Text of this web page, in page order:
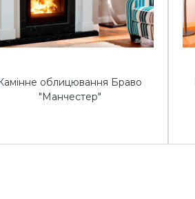
облицювання Браво
"Манчестер"